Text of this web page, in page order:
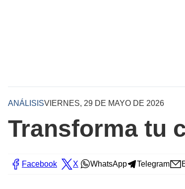
ANÁLISISVIERNES, 29 DE MAYO DE 2026
Transforma tu
Facebook X WhatsApp Telegram